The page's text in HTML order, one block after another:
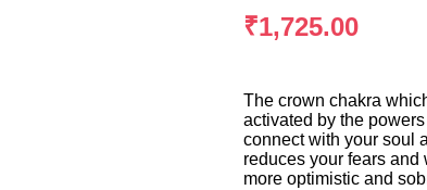
₹1,725.00
The crown chakra
activated by the
connect with your soul
reduces your fears
more optimistic and